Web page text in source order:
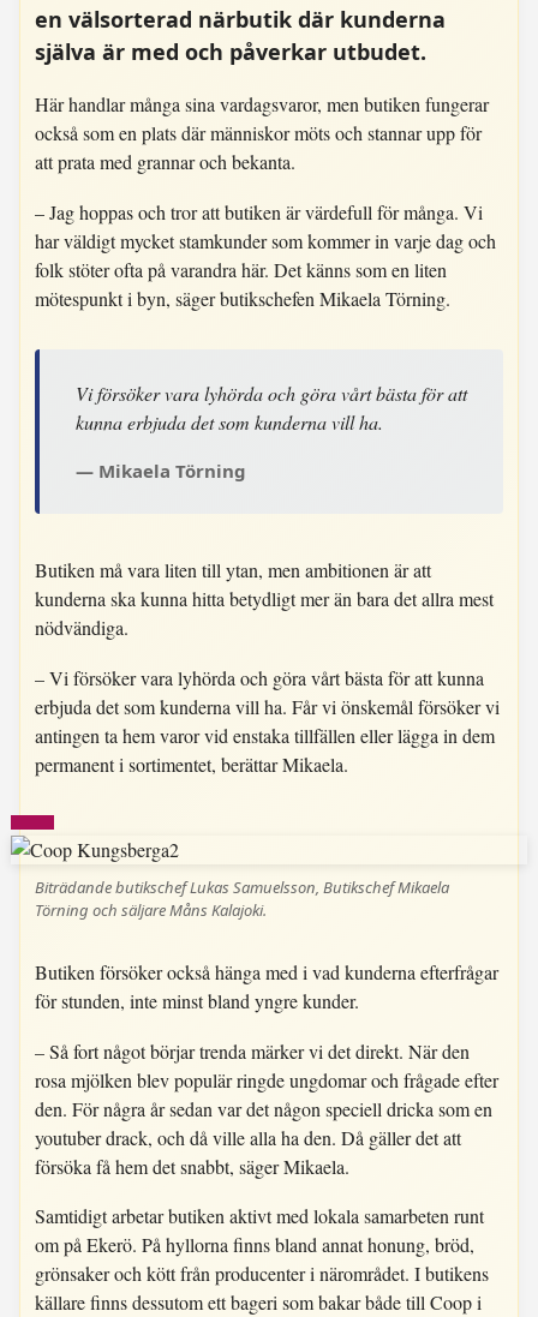
en välsorterad närbutik där kunderna
själva är med och påverkar utbudet.
Här handlar många sina vardagsvaror, men butiken fungerar
också som en plats där människor möts och stannar upp för
att prata med grannar och bekanta.
– Jag hoppas och tror att butiken är värdefull för många. Vi
har väldigt mycket stamkunder som kommer in varje dag och
folk stöter ofta på varandra här. Det känns som en liten
mötespunkt i byn, säger butikschefen Mikaela Törning.
Vi försöker vara lyhörda och göra vårt bästa för att
kunna erbjuda det som kunderna vill ha.
Mikaela Törning
Butiken må vara liten till ytan, men ambitionen är att
kunderna ska kunna hitta betydligt mer än bara det allra mest
nödvändiga.
– Vi försöker vara lyhörda och göra vårt bästa för att kunna
erbjuda det som kunderna vill ha. Får vi önskemål försöker vi
antingen ta hem varor vid enstaka tillfällen eller lägga in dem
permanent i sortimentet, berättar Mikaela.
Biträdande butikschef Lukas Samuelsson, Butikschef Mikaela
Törning och säljare Måns Kalajoki.
Butiken försöker också hänga med i vad kunderna efterfrågar
för stunden, inte minst bland yngre kunder.
– Så fort något börjar trenda märker vi det direkt. När den
rosa mjölken blev populär ringde ungdomar och frågade efter
den. För några år sedan var det någon speciell dricka som en
youtuber drack, och då ville alla ha den. Då gäller det att
försöka få hem det snabbt, säger Mikaela.
Samtidigt arbetar butiken aktivt med lokala samarbeten runt
om på Ekerö. På hyllorna finns bland annat honung, bröd,
grönsaker och kött från producenter i närområdet. I butikens
källare finns dessutom ett bageri som bakar både till Coop i